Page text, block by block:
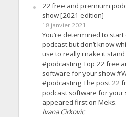
22 free and premium
show [2021 edition]
18 janvier 2021
You’re determined to
podcast but don’t know
use to really make it stand
#podcasting Top 22 free
software for your show
#podcasting The post 22
podcast software for your
appeared first on Meks.
Ivana Cirkovic